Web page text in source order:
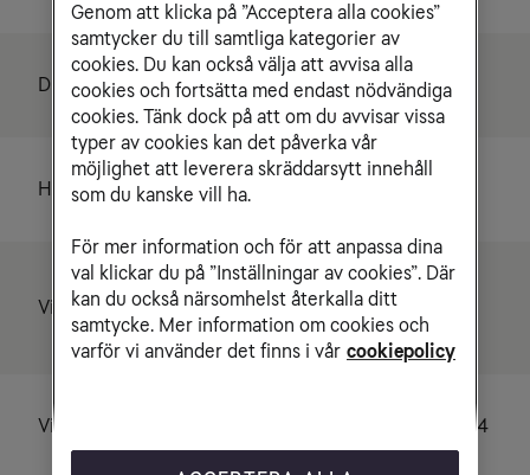
Display Nej
Hårddisk
Videoupplösning
1080p, 1080i, 720p,
576p, 576i
Videoformat MPEG-2 och MPEG-4
Genom att klicka på ”Acceptera alla cookies”
samtycker du till samtliga kategorier av
cookies. Du kan också välja att avvisa alla
cookies och fortsätta med endast nödvändiga
cookies. Tänk dock på att om du avvisar vissa
typer av cookies kan det påverka vår
möjlighet att leverera skräddarsytt innehåll
som du kanske vill ha.
För mer information och för att anpassa dina
val klickar du på ”Inställningar av cookies”. Där
kan du också närsomhelst återkalla ditt
samtycke. Mer information om cookies och
varför vi använder det finns i vår cookiepolicy